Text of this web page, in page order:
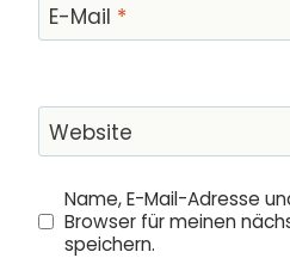
E-Mail *
Website
Name, E-Mail-Adresse
Browser für meinen
speichern.